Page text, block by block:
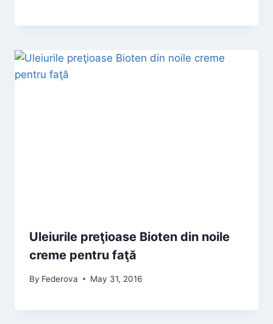
Uleiurile preţioase Bioten din noile
creme pentru faţă
By Federova May 31, 2016